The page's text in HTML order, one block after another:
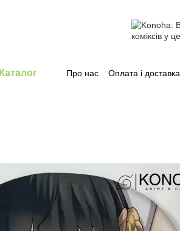
Каталог Про нас Оплата і доставка